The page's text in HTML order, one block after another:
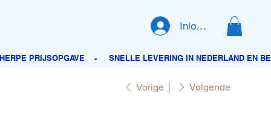
Inloggen
Vorige Volgende